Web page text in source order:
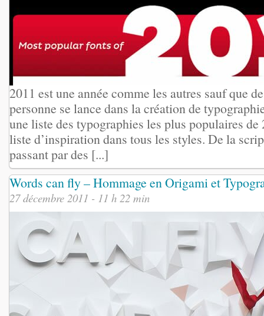
2011 est une année comme les autres sauf que
personne se lance dans la création de
une liste des typographies les plus populaires de
liste d’inspiration dans tous les styles. De la
passant par des [...]
Words can fly – Hommage en Origami et
27 décembre 2011 - 11 h 22 min